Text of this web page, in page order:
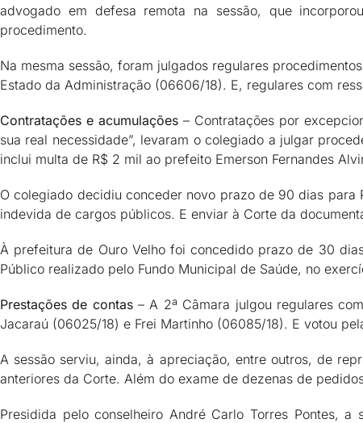
advogado em defesa remota na sessão, que
procedimento.
Na mesma sessão, foram julgados regulares
Estado da Administração (06606/18). E, regulares com
Contratações e acumulações – Contratações por
sua real necessidade”, levaram o colegiado a julgar
inclui multa de R$ 2 mil ao prefeito Emerson Fernandes
O colegiado decidiu conceder novo prazo de 90 dias para
indevida de cargos públicos. E enviar à Corte da
À prefeitura de Ouro Velho foi concedido prazo de 30
Público realizado pelo Fundo Municipal de Saúde, no
Prestações de contas– A 2ª Câmara julgou regulares
Jacaraú (06025/18) e Frei Martinho (06085/18). E votou
A sessão serviu, ainda, à apreciação, entre outros, de
anteriores da Corte. Além do exame de dezenas de
Presidida pelo conselheiro André Carlo Torres Pontes,